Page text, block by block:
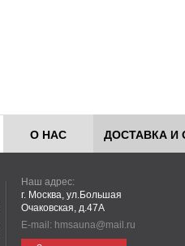
О НАС ДОСТАВКА И
Наш адрес:
г. Москва, ул.Большая
Очаковская, д.47А
E-mail: hmsauna@mail.ru